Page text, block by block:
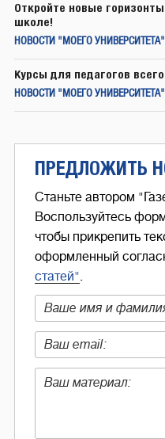
Откройте новые
школе!
НОВОСТИ "МОЕГО УНИВЕРСИТЕТА"
Курсы для педагогов
НОВОСТИ "МОЕГО УНИВЕРСИТЕТА"
ПРЕДЛОЖИТЬ
Станьте автором
Воспользуйтесь
чтобы прикрепить
оформленный
статей".